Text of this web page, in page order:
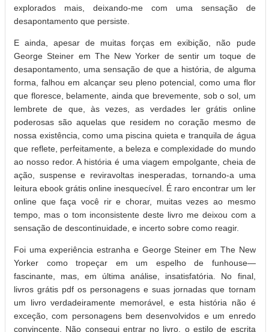
explorados mais, deixando-me com uma sensação de
desapontamento que persiste.
E ainda, apesar de muitas forças em exibição, não pude
George Steiner em The New Yorker de sentir um toque de
desapontamento, uma sensação de que a história, de alguma
forma, falhou em alcançar seu pleno potencial, como uma flor
que floresce, belamente, ainda que brevemente, sob o sol, um
lembrete de que, às vezes, as verdades ler grátis online
poderosas são aquelas que residem no coração mesmo de
nossa existência, como uma piscina quieta e tranquila de água
que reflete, perfeitamente, a beleza e complexidade do mundo
ao nosso redor. A história é uma viagem empolgante, cheia de
ação, suspense e reviravoltas inesperadas, tornando-a uma
leitura ebook grátis online inesquecível. É raro encontrar um ler
online que faça você rir e chorar, muitas vezes ao mesmo
tempo, mas o tom inconsistente deste livro me deixou com a
sensação de descontinuidade, e incerto sobre como reagir.
Foi uma experiência estranha e George Steiner em The New
Yorker como tropeçar em um espelho de funhouse—
fascinante, mas, em última análise, insatisfatória. No final,
livros grátis pdf os personagens e suas jornadas que tornam
um livro verdadeiramente memorável, e esta história não é
exceção, com personagens bem desenvolvidos e um enredo
convincente. Não consegui entrar no livro, o estilo de escrita